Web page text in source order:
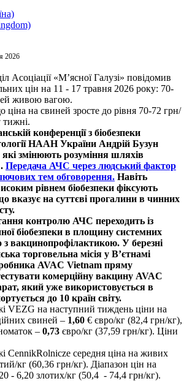
2026
Асоціації «М’ясної Галузі» повідомив
цін на 11 - 17 травня 2026 року: 70-
живою вагою.
ціна на свиней зросте до рівня 70-72 грн/
тижні.
конференції з біобезпеки
НААН України Андрій Бузун
які змінюють розуміння шляхів
Передача АЧС через людський фактор
тем обговорення. Навіть
рівнем біобезпеки фіксують
вказує на суттєві прогалини в чинних
контролю АЧС переходить із
біобезпеки в площину системних
вакцинопрофілактикою. У березні
торговельна місія у В’єтнамі
AVAC Vietnam пряму
комерційну вакцину AVAC
який уже використовується в
до 10 країн світу.
VEZG на наступний тиждень ціни на
свиней – 1,60 € євро/кг (82,4 грн/кг),
– 0,73 євро/кг (37,59 грн/кг). Ціни
CennikRolnicze середня ціна на живих
кг (60,36 грн/кг). Діапазон цін на
- 6,20 злотих/кг (50,4 - 74,4 грн/кг).